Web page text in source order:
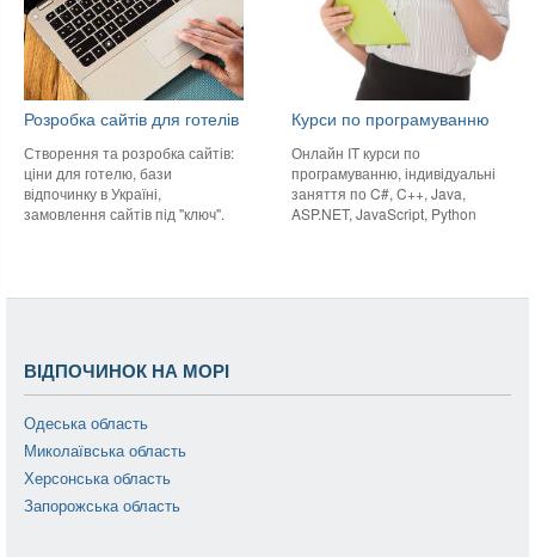
Розробка сайтів для готелів
Створення та розробка сайтів:
ціни для готелю, бази
відпочинку в Україні,
замовлення сайтів під "ключ".
Курси по програмуванню
Онлайн IT курси по
програмуванню, індивідуальні
заняття по C#, C++, Java,
ASP.NET, JavaScript, Python
ВІДПОЧИНОК НА МОРІ
Одеська область
Миколаївська область
Херсонська область
Запорожська область